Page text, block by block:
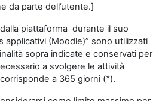
da parte dell’utente.]
piattaforma durante il suo
applicativi (Moodle)” sono utilizzati
sopra indicate e conservati per
a svolgere le attività
a 365 giorni (*).